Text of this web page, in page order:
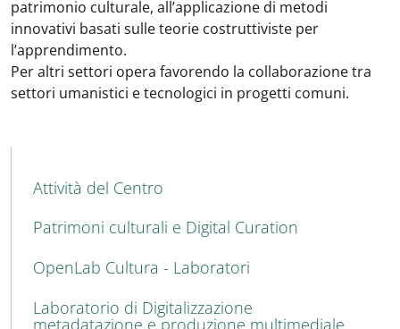
patrimonio culturale, all’applicazione di metodi
innovativi basati sulle teorie costruttiviste per
l’apprendimento.
Per altri settori opera favorendo la collaborazione tra
settori umanistici e tecnologici in progetti comuni.
MENU CEV SECOND NAVIGATION
Attività del Centro
Patrimoni culturali e Digital Curation
OpenLab Cultura - Laboratori
Laboratorio di Digitalizzazione
metadatazione e produzione multimediale